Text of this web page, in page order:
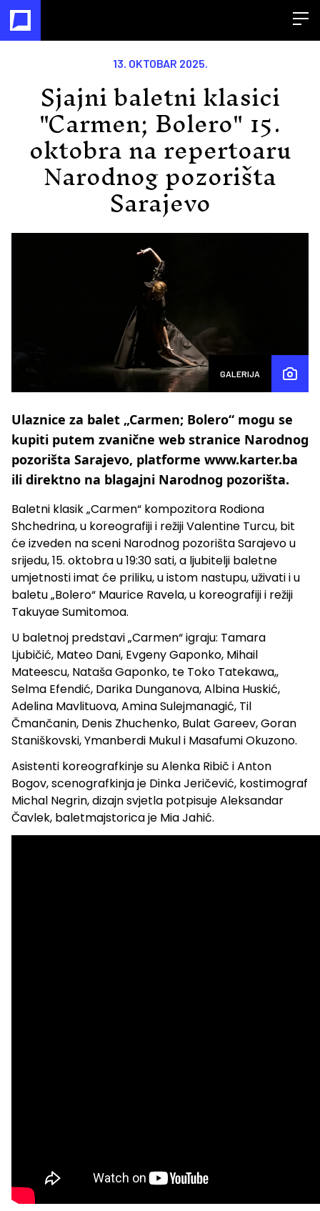
13. OKTOBAR 2025.
Sjajni baletni klasici
"Carmen; Bolero" 15.
oktobra na repertoaru
Narodnog pozorišta
Sarajevo
GALERIJA
Ulaznice za balet „Carmen; Bolero“ mogu se
kupiti putem zvanične web stranice Narodnog
pozorišta Sarajevo, platforme www.karter.ba
ili direktno na blagajni Narodnog pozorišta.
Baletni klasik „Carmen“ kompozitora Rodiona
Shchedrina, u koreografiji i režiji Valentine Turcu, bit
će izveden na sceni Narodnog pozorišta Sarajevo u
srijedu, 15. oktobra u 19:30 sati, a ljubitelji baletne
umjetnosti imat će priliku, u istom nastupu, uživati i u
baletu „Bolero“ Maurice Ravela, u koreografiji i režiji
Takuyae Sumitomoa.
U baletnoj predstavi „Carmen“ igraju: Tamara
Ljubičić, Mateo Dani, Evgeny Gaponko, Mihail
Mateescu, Nataša Gaponko, te Toko Tatekawa,,
Selma Efendić, Darika Dunganova, Albina Huskić,
Adelina Mavlituova, Amina Sulejmanagić, Til
Čmančanin, Denis Zhuchenko, Bulat Gareev, Goran
Staniškovski, Ymanberdi Mukul i Masafumi Okuzono.
Asistenti koreografkinje su Alenka Ribič i Anton
Bogov, scenografkinja je Dinka Jeričević, kostimograf
Michal Negrin, dizajn svjetla potpisuje Aleksandar
Čavlek, baletmajstorica je Mia Jahić.